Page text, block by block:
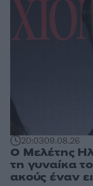
20:0309.08.26
Ο Μελέτης
τη γυναίκα
ακούς έναν